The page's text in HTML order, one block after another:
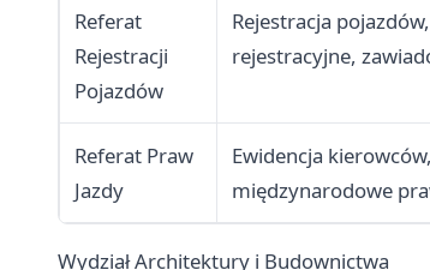
Referat
Rejestracji
Pojazdów
Rejestracja
rejestracyjne,
Referat Praw
Jazdy
Ewidencja
międzynarodowe
Wydział Architektury i Budownictwa